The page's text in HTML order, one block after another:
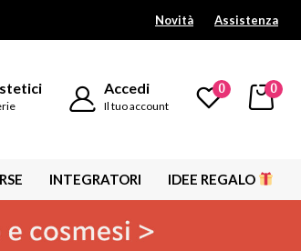
Novità Assistenza
Accedi
Il tuo account
0 0
INTEGRATORI IDEE REGALO